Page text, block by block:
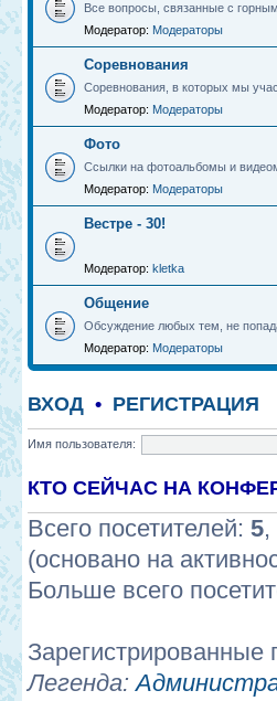
Все вопросы, связанные с
Модератор: Модераторы
Соревнования
Соревнования, в которых мы
Модератор: Модераторы
Фото
Ссылки на фотоальбомы и
Модератор: Модераторы
Вестре - 30!
Модератор: kletka
Общение
Обсуждение любых тем, не
Модератор: Модераторы
ВХОД • РЕГИСТРАЦИЯ
Имя пользователя:
КТО СЕЙЧАС НА
Всего посетителей: 5,
(основано на
Больше всего
Зарегистрированные
Легенда: